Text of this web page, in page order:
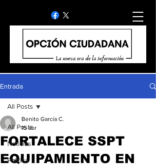
Entrada
All Posts
Noticias
Politica
All Posts
FORTALECE SSPT
EQUIPAMIENTO EN
Benito García C.
15 abr